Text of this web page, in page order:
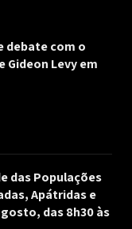
debate com o
Levy em
das Populações
Apátridas e
das 8h30 às